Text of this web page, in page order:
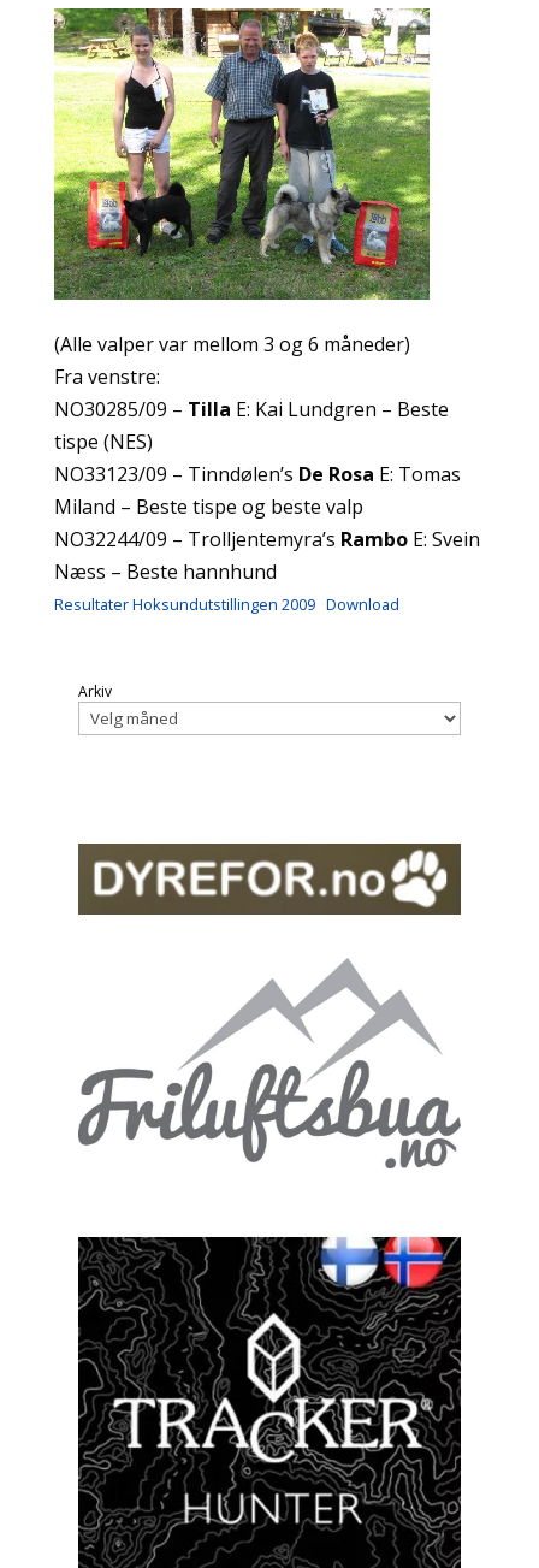
(Alle valper var mellom 3 og 6 måneder)
Fra venstre:
NO30285/09 – Tilla E: Kai Lundgren – Beste
tispe (NES)
NO33123/09 – Tinndølen’s De Rosa E: Tomas
Miland – Beste tispe og beste valp
NO32244/09 – Trolljentemyra’s RamboE: Svein
Næss – Beste hannhund
Resultater Hoksundutstillingen 2009 Download
Arkiv